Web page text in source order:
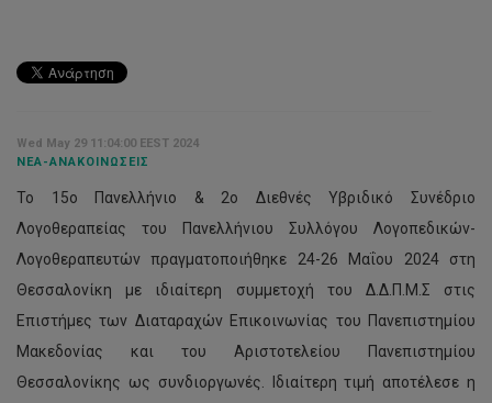
Wed May 29 11:04:00 EEST 2024
ΝΈΑ-ΑΝΑΚΟΙΝΏΣΕΙΣ
Το 15ο Πανελλήνιο & 2ο Διεθνές Υβριδικό Συνέδριο
Λογοθεραπείας του Πανελλήνιου Συλλόγου Λογοπεδικών-
Λογοθεραπευτών πραγματοποιήθηκε 24-26 Μαΐου 2024 στη
Θεσσαλονίκη με ιδιαίτερη συμμετοχή του Δ.Δ.Π.Μ.Σ στις
Επιστήμες των Διαταραχών Επικοινωνίας του Πανεπιστημίου
Μακεδονίας και του Αριστοτελείου Πανεπιστημίου
Θεσσαλονίκης ως συνδιοργωνές. Ιδιαίτερη τιμή αποτέλεσε η